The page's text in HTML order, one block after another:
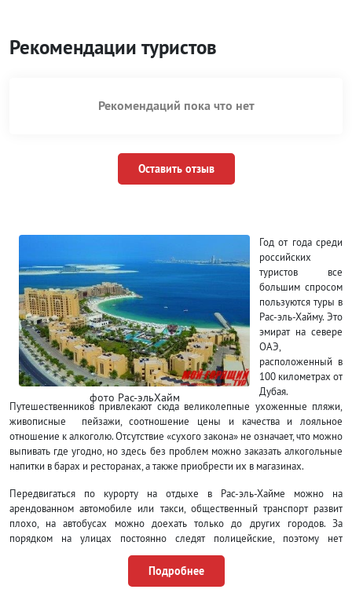
Рекомендации туристов
Рекомендаций пока что нет
Оставить отзыв
фото Рас-эльХайм
Год от года среди
российских
туристов все
большим спросом
пользуются туры в
Рас-эль-Хайму. Это
эмират на севере
ОАЭ,
расположенный в
100 километрах от
Дубая.
Путешественников привлекают сюда великолепные ухоженные пляжи,
живописные пейзажи, соотношение цены и качества и лояльное
отношение к алкоголю. Отсутствие «сухого закона» не означает, что можно
выпивать где угодно, но здесь без проблем можно заказать алкогольные
напитки в барах и ресторанах, а также приобрести их в магазинах.
Передвигаться по курорту на отдыхе в Рас-эль-Хайме можно на
арендованном автомобиле или такси, общественный транспорт развит
плохо, на автобусах можно доехать только до других городов. За
порядком на улицах постоянно следят полицейские, поэтому нет
опасности для отдыхающих.
Выбор гостиниц в Рас-эль-Хаму небольшой, часть из них предлагает своим
Подробнее